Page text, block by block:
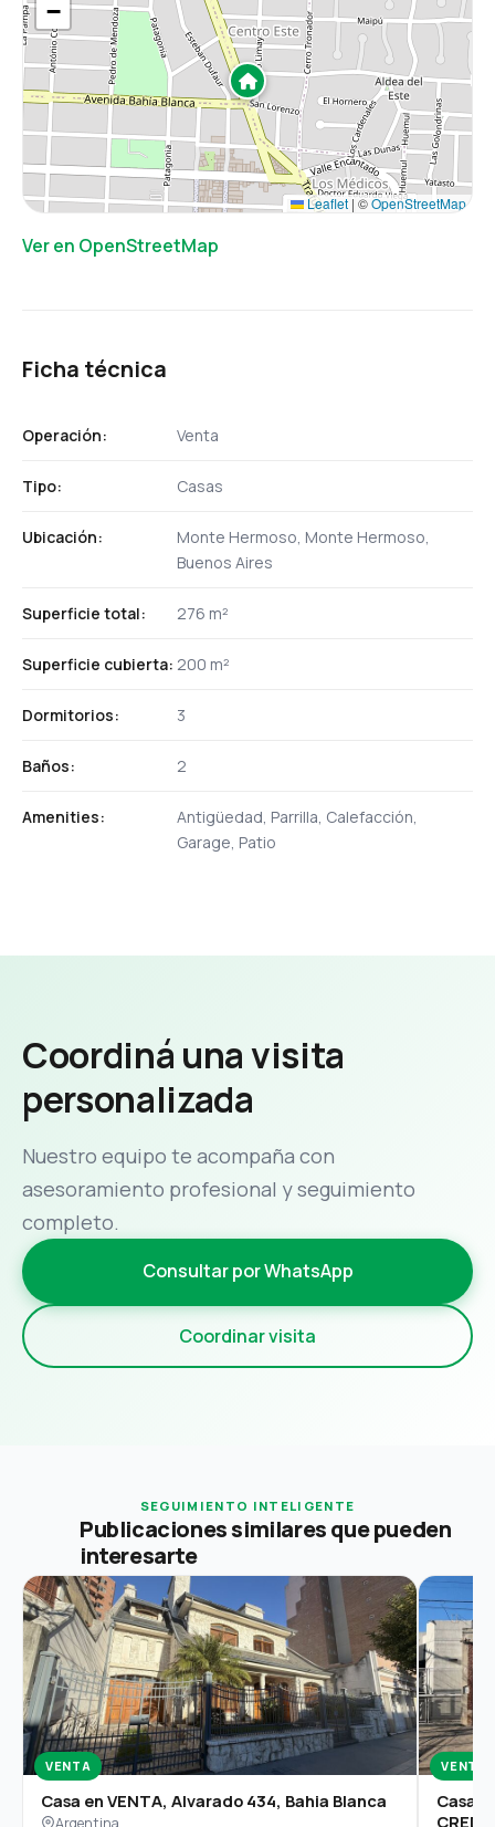
−
Leaflet |©OpenStreetMap
Ver en OpenStreetMap
Ficha técnica
Operación: Venta
Tipo: Casas
Ubicación:
Monte Hermoso, Monte Hermoso,
Buenos Aires
Superficie total: 276 m²
Superficie cubierta: 200 m²
Dormitorios: 3
Baños: 2
Amenities:
Antigüedad, Parrilla, Calefacción,
Garage, Patio
Coordiná una visita
personalizada
Nuestro equipo te acompaña con
asesoramiento profesional y seguimiento
completo.
Consultar por WhatsApp
Coordinar visita
SEGUIMIENTO INTELIGENTE
Publicaciones similares que pueden
interesarte
VENTA
Casa en VENTA, Alvarado 434, Bahia Blanca
Argentina
VENTA
Casa